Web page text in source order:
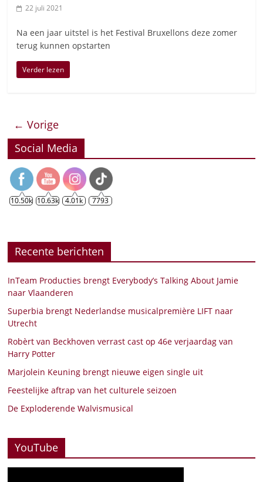
22 juli 2021
Na een jaar uitstel is het Festival Bruxellons deze zomer
terug kunnen opstarten
Verder lezen
← Vorige
Social Media
10.50k 10.63k 4.01k 7793
Recente berichten
InTeam Producties brengt Everybody’s Talking About Jamie
naar Vlaanderen
Superbia brengt Nederlandse musicalpremière LIFT naar
Utrecht
Robèrt van Beckhoven verrast cast op 46e verjaardag van
Harry Potter
Marjolein Keuning brengt nieuwe eigen single uit
Feestelijke aftrap van het culturele seizoen
De Exploderende Walvismusical
YouTube